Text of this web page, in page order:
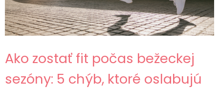
Ako zostať fit počas bežeckej
sezóny: 5 chýb, ktoré oslabujú